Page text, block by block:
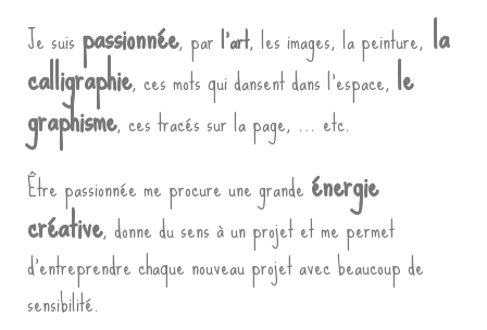
Je suispassionnée, parl’art, les images, la peinture, la
calligraphie, ces mots qui dansent dans l’espace, le
graphisme, ces tracés sur la page, … etc.
Être passionnée me procure une grandeénergie
créative, donne du sens à un projet et me permet
d’entreprendre chaque nouveau projet avec beaucoup de
sensibilité.